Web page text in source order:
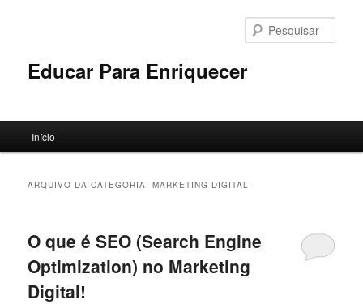
principal
secundárioEducar Para Enriquecer
principal
Início
ARQUIVO DA CATEGORIA:MARKETING DIGITAL
O que é SEO (Search Engine
Optimization) no Marketing
Digital!